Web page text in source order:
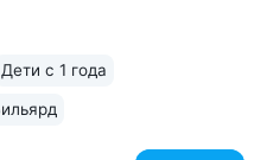
бережно
Дети с 1 года